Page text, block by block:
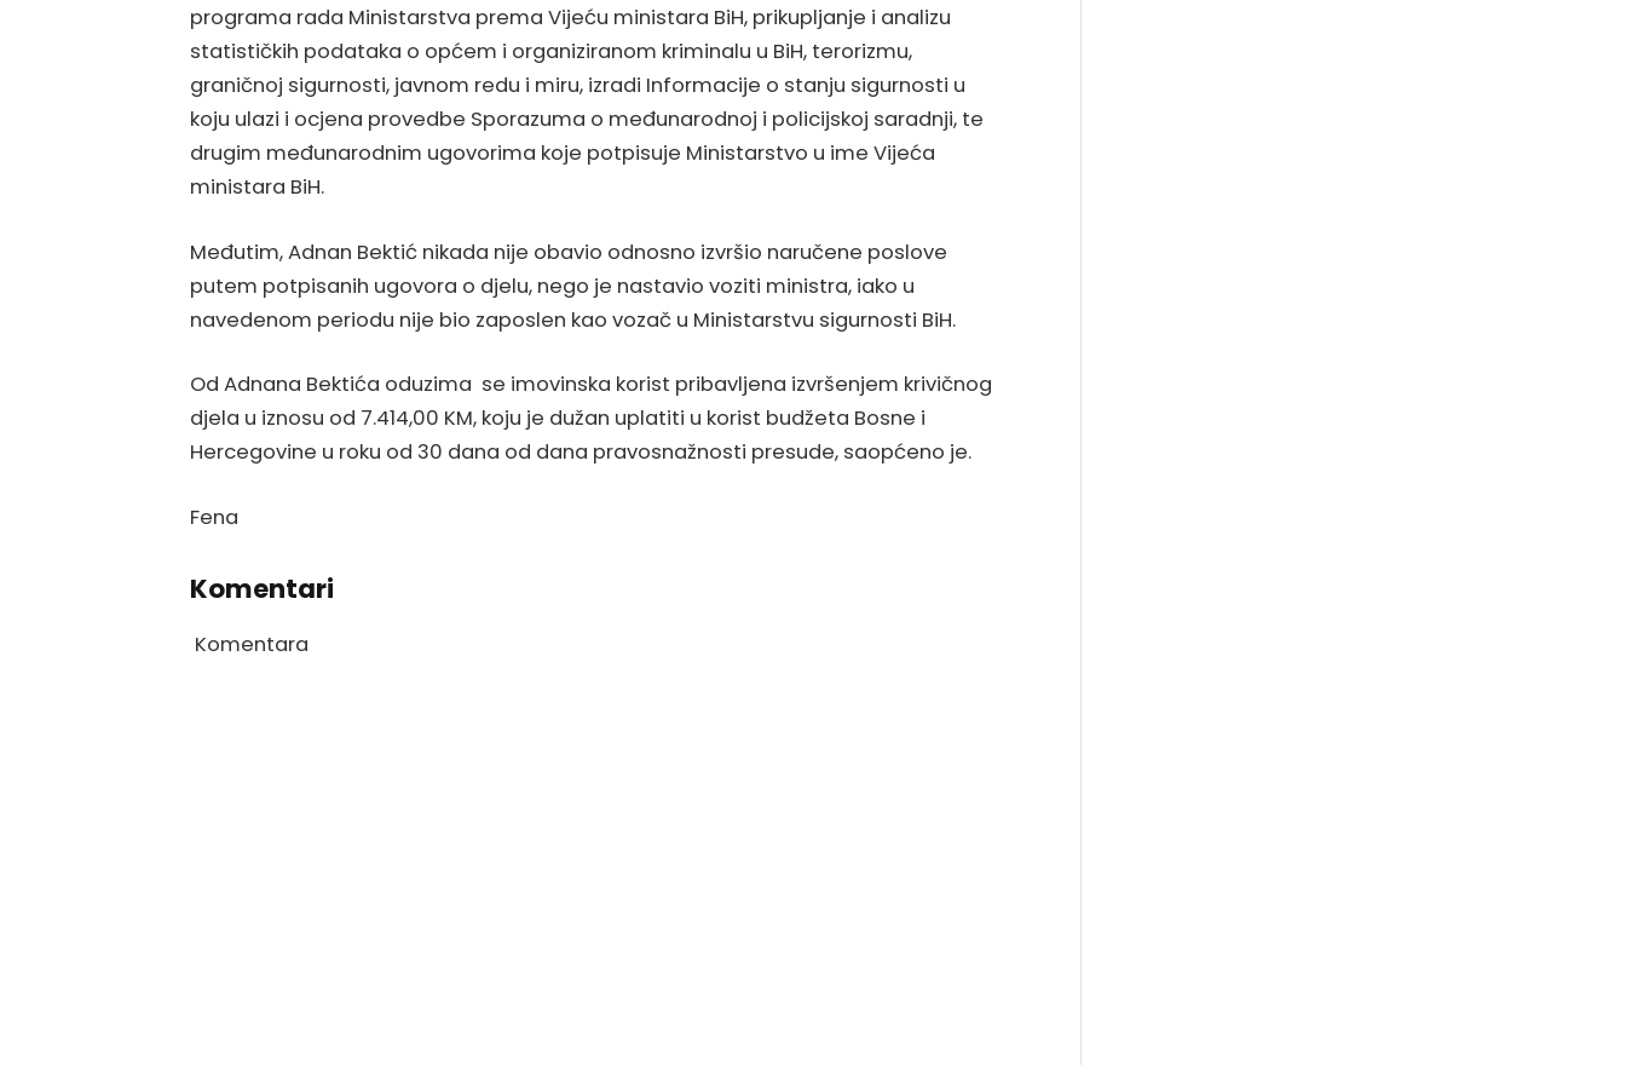
programa rada Ministarstva prema Vijeću ministara BiH, prikupljanje i analizu
statističkih podataka o općem i organiziranom kriminalu u BiH, terorizmu,
graničnoj sigurnosti, javnom redu i miru, izradi Informacije o stanju sigurnosti u
koju ulazi i ocjena provedbe Sporazuma o međunarodnoj i policijskoj saradnji, te
drugim međunarodnim ugovorima koje potpisuje Ministarstvo u ime Vijeća
ministara BiH.
Međutim, Adnan Bektić nikada nije obavio odnosno izvršio naručene poslove
putem potpisanih ugovora o djelu, nego je nastavio voziti ministra, iako u
navedenom periodu nije bio zaposlen kao vozač u Ministarstvu sigurnosti BiH.
Od Adnana Bektića oduzima se imovinska korist pribavljena izvršenjem krivičnog
djela u iznosu od 7.414,00 KM, koju je dužan uplatiti u korist budžeta Bosne i
Hercegovine u roku od 30 dana od dana pravosnažnosti presude, saopćeno je.
Fena
Komentari
Komentara